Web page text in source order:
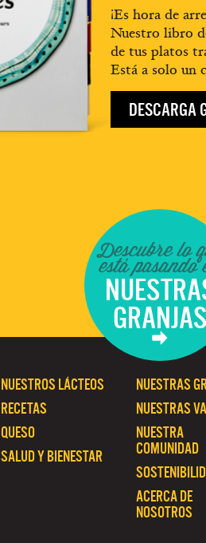
¡Es hora de
Nuestro libro
de tus platos
Está a solo un
DESCARGA
Descubre lo
está pasando
GRANJAS
NUESTRAS
NUESTRAS
NUESTRA
COMUNIDAD
ACERCA DE
NOSOTROS
NUESTROS LÁCTEOS
RECETAS
QUESO
SALUD Y BIENESTAR